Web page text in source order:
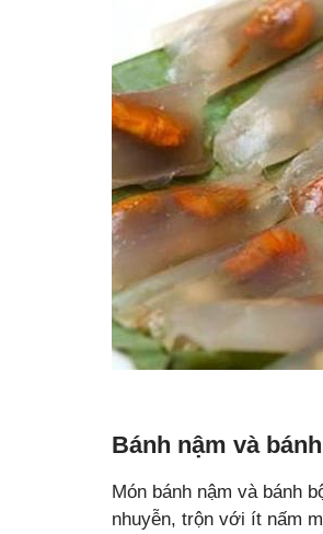
Bánh nậm và
Món bánh nậm và bánh
nhuyễn, trộn với ít nấm